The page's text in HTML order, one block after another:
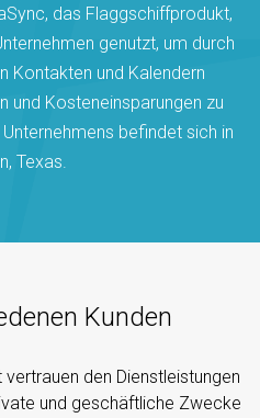
das Flaggschiffprodukt,
genutzt, um durch
Kontakten und Kalendern
und Kosteneinsparungen zu
befindet sich in
Texas.
Kunden
den Dienstleistungen
und geschäftliche Zwecke